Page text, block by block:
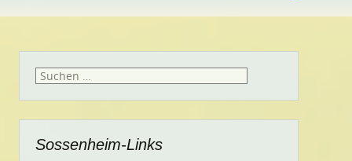
Suchen
Sossenheim-Links